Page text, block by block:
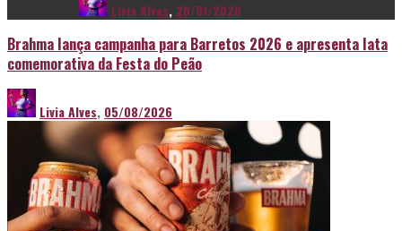
Livia Alves, 26/01/2026
Brahma lança campanha para Barretos 2026 e apresenta lata
comemorativa da Festa do Peão
Livia Alves, 05/08/2026